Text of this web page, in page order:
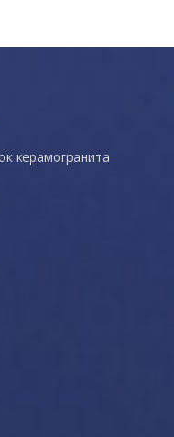
керамогранита